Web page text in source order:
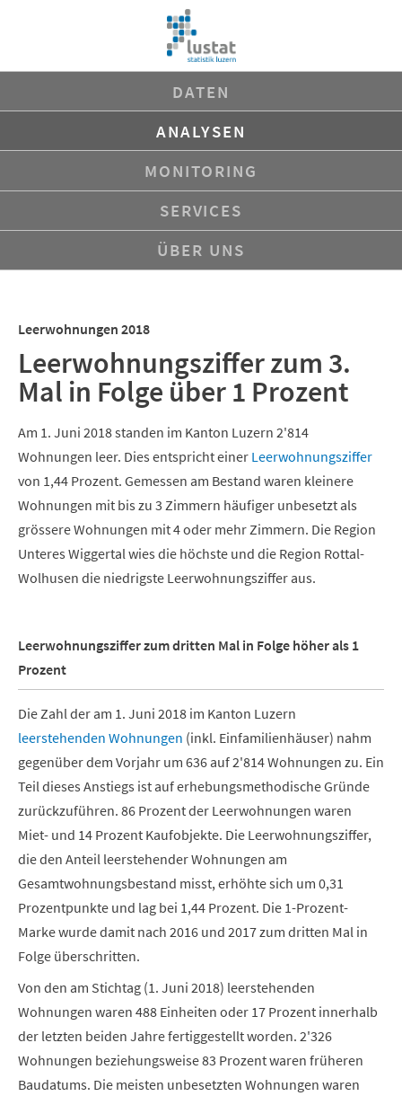
DATEN
ANALYSEN
MONITORING
SERVICES
ÜBER UNS
Leerwohnungen 2018
Leerwohnungsziffer zum 3.
Mal in Folge über 1 Prozent
Am 1. Juni 2018 standen im Kanton Luzern 2'814
Wohnungen leer. Dies entspricht einer Leerwohnungsziffer
von 1,44 Prozent. Gemessen am Bestand waren kleinere
Wohnungen mit bis zu 3 Zimmern häufiger unbesetzt als
grössere Wohnungen mit 4 oder mehr Zimmern. Die Region
Unteres Wiggertal wies die höchste und die Region Rottal-
Wolhusen die niedrigste Leerwohnungsziffer aus.
Leerwohnungsziffer zum dritten Mal in Folge höher als 1
Prozent
Die Zahl der am 1. Juni 2018 im Kanton Luzern
leerstehenden Wohnungen (inkl. Einfamilienhäuser) nahm
gegenüber dem Vorjahr um 636 auf 2'814 Wohnungen zu. Ein
Teil dieses Anstiegs ist auf erhebungsmethodische Gründe
zurückzuführen. 86 Prozent der Leerwohnungen waren
Miet- und 14 Prozent Kaufobjekte. Die Leerwohnungsziffer,
die den Anteil leerstehender Wohnungen am
Gesamtwohnungsbestand misst, erhöhte sich um 0,31
Prozentpunkte und lag bei 1,44 Prozent. Die 1-Prozent-
Marke wurde damit nach 2016 und 2017 zum dritten Mal in
Folge überschritten.
Von den am Stichtag (1. Juni 2018) leerstehenden
Wohnungen waren 488 Einheiten oder 17 Prozent innerhalb
der letzten beiden Jahre fertiggestellt worden. 2'326
Wohnungen beziehungsweise 83 Prozent waren früheren
Baudatums. Die meisten unbesetzten Wohnungen waren